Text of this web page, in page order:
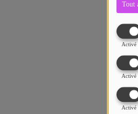
Tout
Activé
Activé
Activé